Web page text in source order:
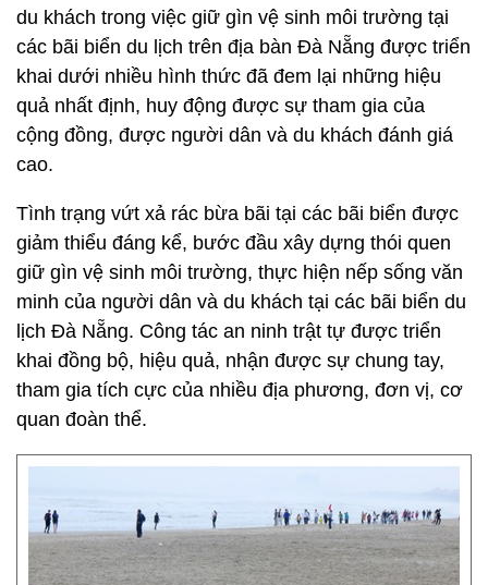
du khách trong việc giữ gìn vệ sinh môi trường tại
các bãi biển du lịch trên địa bàn Đà Nẵng được triển
khai dưới nhiều hình thức đã đem lại những hiệu
quả nhất định, huy động được sự tham gia của
cộng đồng, được người dân và du khách đánh giá
cao.
Tình trạng vứt xả rác bừa bãi tại các bãi biển được
giảm thiểu đáng kể, bước đầu xây dựng thói quen
giữ gìn vệ sinh môi trường, thực hiện nếp sống văn
minh của người dân và du khách tại các bãi biển du
lịch Đà Nẵng. Công tác an ninh trật tự được triển
khai đồng bộ, hiệu quả, nhận được sự chung tay,
tham gia tích cực của nhiều địa phương, đơn vị, cơ
quan đoàn thể.